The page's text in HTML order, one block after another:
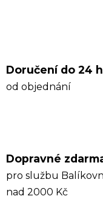
Doručení do 24
od objednání
Dopravné
pro službu
nad 2000 Kč